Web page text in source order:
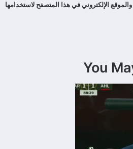
الإلكتروني في هذا المتصفح لاستخدامها
You